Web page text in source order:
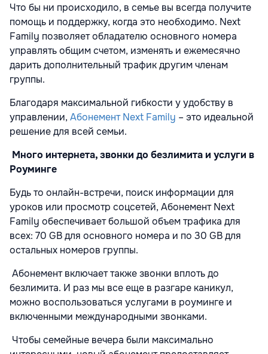
Что бы ни происходило, в семье вы всегда получите
помощь и поддержку, когда это необходимо. Next
Family позволяет обладателю основного номера
управлять общим счетом, изменять и ежемесячно
дарить дополнительный трафик другим членам
группы.
Благодаря максимальной гибкости у удобству в
управлении, Абонемент Next Family – это идеальной
решение для всей семьи.
Много интернета, звонки до безлимита и услуги в
Роуминге
Будь то онлайн-встречи, поиск информации для
уроков или просмотр соцсетей, Абонемент Next
Family обеспечивает большой объем трафика для
всех: 70 GB для основного номера и по 30 GB для
остальных номеров группы.
Абонемент включает также звонки вплоть до
безлимита. И раз мы все еще в разгаре каникул,
можно воспользоваться услугами в роуминге и
включенными международными звонками.
Чтобы семейные вечера были максимально